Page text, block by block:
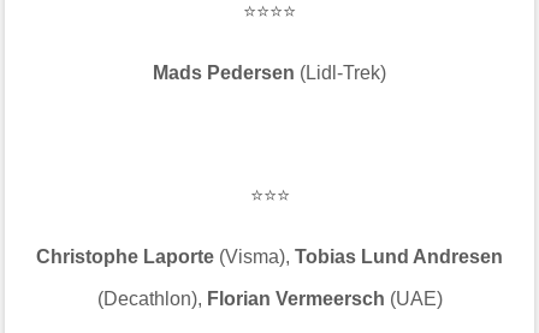
⭐⭐⭐⭐
Mads Pedersen (Lidl-Trek)
⭐⭐⭐
Christophe Laporte (Visma), Tobias Lund Andresen
(Decathlon), Florian Vermeersch (UAE)